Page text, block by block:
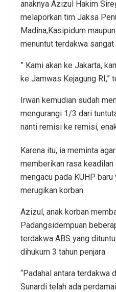
anaknya Azizul Hakim
melaporkan tim Jaksa
Madina,Kasipidum
menuntut terdakwa sangat
” Kami akan ke Jakarta,
ke Jamwas Kejagung RI,”
Irwan kemudian sudah
mengurangi 1/3 dari
nanti remisi ke remisi,
Karena itu, ia meminta
memberikan rasa keadilan
mengacu pada KUHP baru
merugikan korban.
Azizul, anak korban
Padangsidempuan
terdakwa ABS yang
dihukum 3 tahun penjara.
“Padahal antara terdakwa
Sunardi telah ada